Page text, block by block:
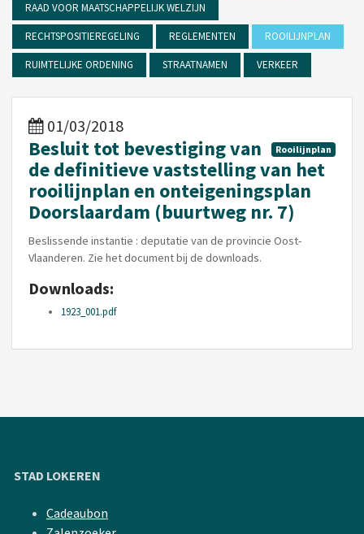
RAAD VOOR MAATSCHAPPELIJK WELZIJN
RECHTSPOSITIEREGELING REGLEMENTEN ROOILIJNPLAN
RUIMTELIJKE ORDENING STRAATNAMEN VERKEER
01/03/2018
Rooilijnplan
Besluit tot bevestiging van
de definitieve vaststelling van het
rooilijnplan en onteigeningsplan
Doorslaardam (buurtweg nr. 7)
Beslissende instantie : deputatie van de provincie Oost-
Vlaanderen. Zie het document bij de downloads.
Downloads:
1923_001.pdf
STAD LOKEREN
Cadeaubon